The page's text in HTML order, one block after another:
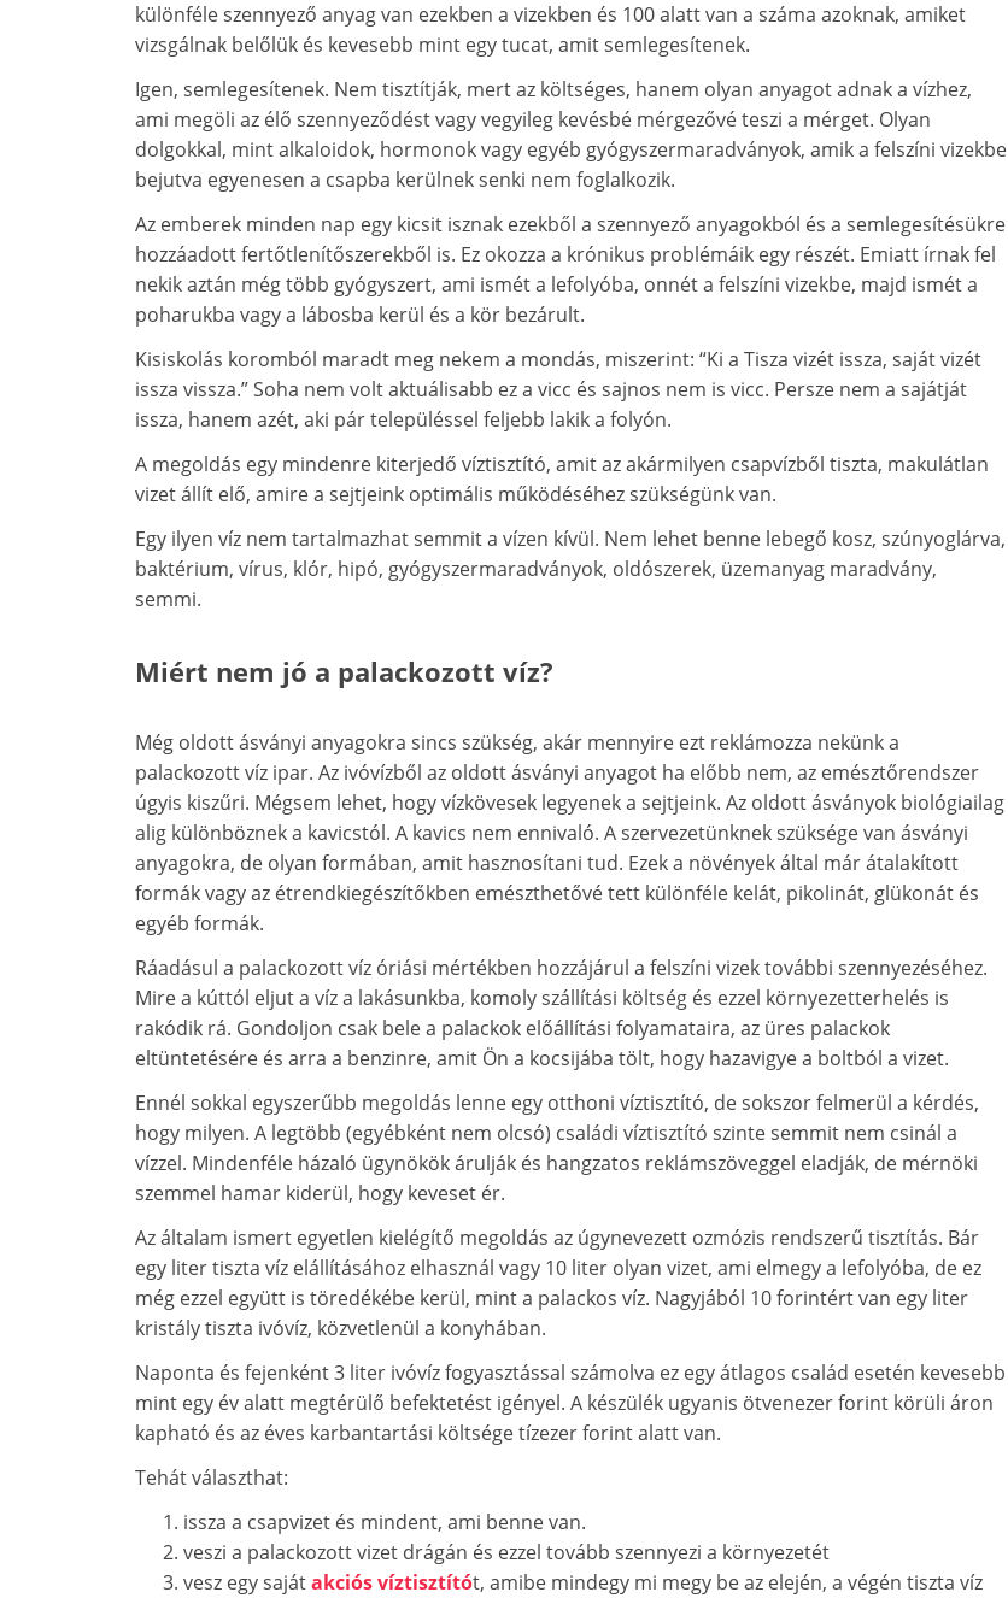
különféle szennyező anyag van ezekben a vizekben és 100 alatt van a száma azoknak, amiket
vizsgálnak belőlük és kevesebb mint egy tucat, amit semlegesítenek.
Igen, semlegesítenek. Nem tisztítják, mert az költséges, hanem olyan anyagot adnak a vízhez,
ami megöli az élő szennyeződést vagy vegyileg kevésbé mérgezővé teszi a mérget. Olyan
dolgokkal, mint alkaloidok, hormonok vagy egyéb gyógyszermaradványok, amik a felszíni vizekbe
bejutva egyenesen a csapba kerülnek senki nem foglalkozik.
Az emberek minden nap egy kicsit isznak ezekből a szennyező anyagokból és a semlegesítésükre
hozzáadott fertőtlenítőszerekből is. Ez okozza a krónikus problémáik egy részét. Emiatt írnak fel
nekik aztán még több gyógyszert, ami ismét a lefolyóba, onnét a felszíni vizekbe, majd ismét a
poharukba vagy a lábosba kerül és a kör bezárult.
Kisiskolás koromból maradt meg nekem a mondás, miszerint: “Ki a Tisza vizét issza, saját vizét
issza vissza.” Soha nem volt aktuálisabb ez a vicc és sajnos nem is vicc. Persze nem a sajátját
issza, hanem azét, aki pár településsel feljebb lakik a folyón.
A megoldás egy mindenre kiterjedő víztisztító, amit az akármilyen csapvízből tiszta, makulátlan
vizet állít elő, amire a sejtjeink optimális működéséhez szükségünk van.
Egy ilyen víz nem tartalmazhat semmit a vízen kívül. Nem lehet benne lebegő kosz, szúnyoglárva,
baktérium, vírus, klór, hipó, gyógyszermaradványok, oldószerek, üzemanyag maradvány,
semmi.
Miért nem jó a palackozott víz?
Még oldott ásványi anyagokra sincs szükség, akár mennyire ezt reklámozza nekünk a
palackozott víz ipar. Az ivóvízből az oldott ásványi anyagot ha előbb nem, az emésztőrendszer
úgyis kiszűri. Mégsem lehet, hogy vízkövesek legyenek a sejtjeink. Az oldott ásványok biológiailag
alig különböznek a kavicstól. A kavics nem ennivaló. A szervezetünknek szüksége van ásványi
anyagokra, de olyan formában, amit hasznosítani tud. Ezek a növények által már átalakított
formák vagy az étrendkiegészítőkben emészthetővé tett különféle kelát, pikolinát, glükonát és
egyéb formák.
Ráadásul a palackozott víz óriási mértékben hozzájárul a felszíni vizek további szennyezéséhez.
Mire a kúttól eljut a víz a lakásunkba, komoly szállítási költség és ezzel környezetterhelés is
rakódik rá. Gondoljon csak bele a palackok előállítási folyamataira, az üres palackok
eltüntetésére és arra a benzinre, amit Ön a kocsijába tölt, hogy hazavigye a boltból a vizet.
Ennél sokkal egyszerűbb megoldás lenne egy otthoni víztisztító, de sokszor felmerül a kérdés,
hogy milyen. A legtöbb (egyébként nem olcsó) családi víztisztító szinte semmit nem csinál a
vízzel. Mindenféle házaló ügynökök árulják és hangzatos reklámszöveggel eladják, de mérnöki
szemmel hamar kiderül, hogy keveset ér.
Az általam ismert egyetlen kielégítő megoldás az úgynevezett ozmózis rendszerű tisztítás. Bár
egy liter tiszta víz elállításához elhasznál vagy 10 liter olyan vizet, ami elmegy a lefolyóba, de ez
még ezzel együtt is töredékébe kerül, mint a palackos víz. Nagyjából 10 forintért van egy liter
kristály tiszta ivóvíz, közvetlenül a konyhában.
Naponta és fejenként 3 liter ivóvíz fogyasztással számolva ez egy átlagos család esetén kevesebb
mint egy év alatt megtérülő befektetést igényel. A készülék ugyanis ötvenezer forint körüli áron
kapható és az éves karbantartási költsége tízezer forint alatt van.
Tehát választhat:
issza a csapvizet és mindent, ami benne van.
veszi a palackozott vizet drágán és ezzel tovább szennyezi a környezetét
vesz egy sajátakciós víztisztítót, amibe mindegy mi megy be az elején, a végén tiszta víz